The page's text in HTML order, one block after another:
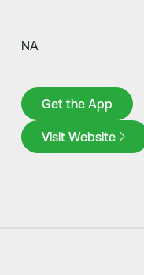
NA
Get the App
Get the App
Visit Website
Visit Website